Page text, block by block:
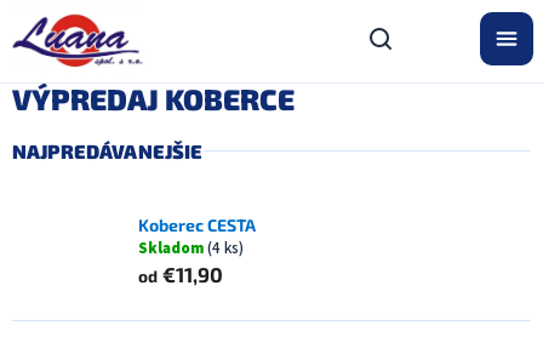
obsah
VÝPREDAJ KOBERCE
NAJPREDÁVANEJŠIE
Koberec CESTA
Skladom(4 ks)
od €11,90